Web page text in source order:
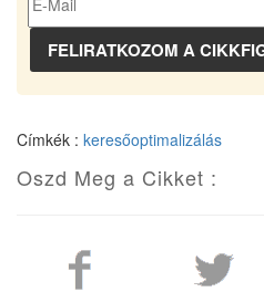
Címkék : keresőoptimalizálás
Oszd Meg a Cikket :